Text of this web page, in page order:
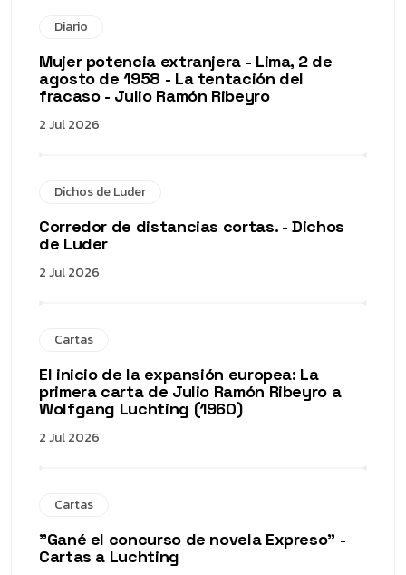
Diario
Mujer potencia extranjera - Lima, 2 de
agosto de 1958 - La tentación del
fracaso - Julio Ramón Ribeyro
2 Jul 2026
Dichos de Luder
Corredor de distancias cortas. - Dichos
de Luder
2 Jul 2026
Cartas
El inicio de la expansión europea: La
primera carta de Julio Ramón Ribeyro a
Wolfgang Luchting (1960)
2 Jul 2026
Cartas
"Gané el concurso de novela Expreso" -
Cartas a Luchting